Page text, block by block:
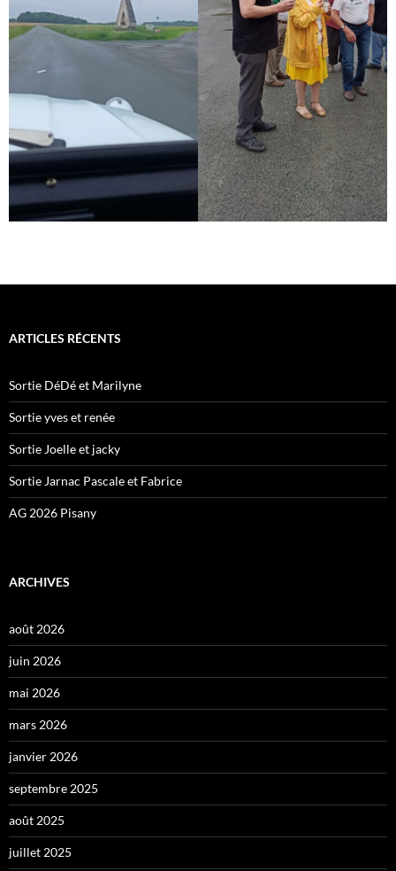
ARTICLES RÉCENTS
Sortie DéDé et Marilyne
Sortie yves et renée
Sortie Joelle et jacky
Sortie Jarnac Pascale et Fabrice
AG 2026 Pisany
ARCHIVES
août 2026
juin 2026
mai 2026
mars 2026
janvier 2026
septembre 2025
août 2025
juillet 2025